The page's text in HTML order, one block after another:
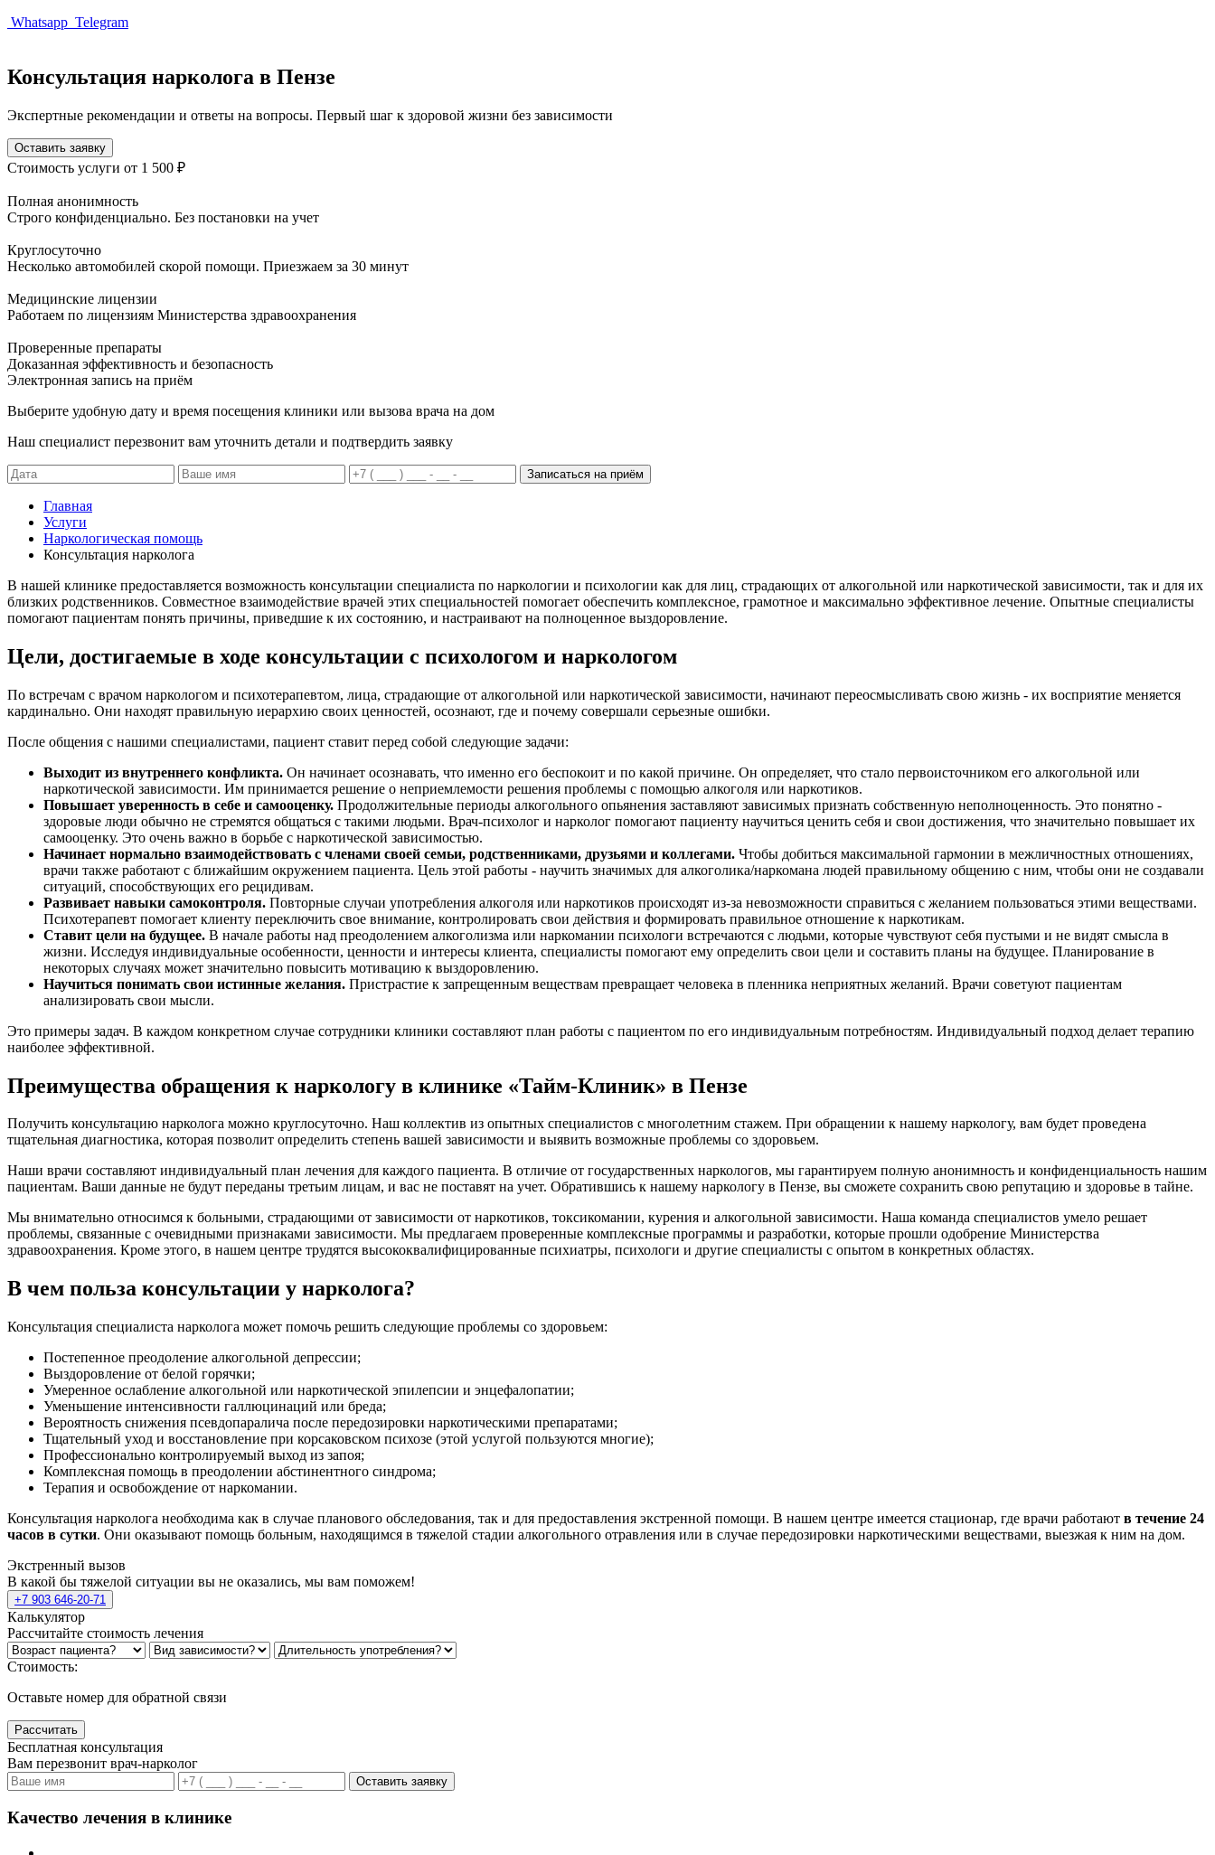
Whatsapp Telegram
Консультация нарколога в Пензе
Экспертные рекомендации и ответы на вопросы. Первый шаг к здоровой жизни без зависимости
Оставить заявку
Стоимость услуги от 1 500 ₽
Полная анонимность
Строго конфиденциально. Без постановки на учет
Круглосуточно
Несколько автомобилей скорой помощи. Приезжаем за 30 минут
Медицинские лицензии
Работаем по лицензиям Министерства здравоохранения
Проверенные препараты
Доказанная эффективность и безопасность
Электронная запись на приём
Выберите удобную дату и время посещения клиники или вызова врача на дом
Наш специалист перезвонит вам уточнить детали и подтвердить заявку
Записаться на приём
Главная
Услуги
Наркологическая помощь
Консультация нарколога
В нашей клинике предоставляется возможность консультации специалиста по наркологии и психологии как для лиц, страдающих от алкогольной или наркотической зависимости, так и для их
близких родственников. Совместное взаимодействие врачей этих специальностей помогает обеспечить комплексное, грамотное и максимально эффективное лечение. Опытные специалисты
помогают пациентам понять причины, приведшие к их состоянию, и настраивают на полноценное выздоровление.
Цели, достигаемые в ходе консультации с психологом и наркологом
По встречам с врачом наркологом и психотерапевтом, лица, страдающие от алкогольной или наркотической зависимости, начинают переосмысливать свою жизнь - их восприятие меняется
кардинально. Они находят правильную иерархию своих ценностей, осознают, где и почему совершали серьезные ошибки.
После общения с нашими специалистами, пациент ставит перед собой следующие задачи:
Выходит из внутреннего конфликта. Он начинает осознавать, что именно его беспокоит и по какой причине. Он определяет, что стало первоисточником его алкогольной или
наркотической зависимости. Им принимается решение о неприемлемости решения проблемы с помощью алкоголя или наркотиков.
Повышает уверенность в себе и самооценку. Продолжительные периоды алкогольного опьянения заставляют зависимых признать собственную неполноценность. Это понятно -
здоровые люди обычно не стремятся общаться с такими людьми. Врач-психолог и нарколог помогают пациенту научиться ценить себя и свои достижения, что значительно повышает их
самооценку. Это очень важно в борьбе с наркотической зависимостью.
Начинает нормально взаимодействовать с членами своей семьи, родственниками, друзьями и коллегами. Чтобы добиться максимальной гармонии в межличностных отношениях,
врачи также работают с ближайшим окружением пациента. Цель этой работы - научить значимых для алкоголика/наркомана людей правильному общению с ним, чтобы они не создавали
ситуаций, способствующих его рецидивам.
Развивает навыки самоконтроля. Повторные случаи употребления алкоголя или наркотиков происходят из-за невозможности справиться с желанием пользоваться этими веществами.
Психотерапевт помогает клиенту переключить свое внимание, контролировать свои действия и формировать правильное отношение к наркотикам.
Ставит цели на будущее. В начале работы над преодолением алкоголизма или наркомании психологи встречаются с людьми, которые чувствуют себя пустыми и не видят смысла в
жизни. Исследуя индивидуальные особенности, ценности и интересы клиента, специалисты помогают ему определить свои цели и составить планы на будущее. Планирование в
некоторых случаях может значительно повысить мотивацию к выздоровлению.
Научиться понимать свои истинные желания. Пристрастие к запрещенным веществам превращает человека в пленника неприятных желаний. Врачи советуют пациентам
анализировать свои мысли.
Это примеры задач. В каждом конкретном случае сотрудники клиники составляют план работы с пациентом по его индивидуальным потребностям. Индивидуальный подход делает терапию
наиболее эффективной.
Преимущества обращения к наркологу в клинике «Тайм-Клиник» в Пензе
Получить консультацию нарколога можно круглосуточно. Наш коллектив из опытных специалистов с многолетним стажем. При обращении к нашему наркологу, вам будет проведена
тщательная диагностика, которая позволит определить степень вашей зависимости и выявить возможные проблемы со здоровьем.
Наши врачи составляют индивидуальный план лечения для каждого пациента. В отличие от государственных наркологов, мы гарантируем полную анонимность и конфиденциальность нашим
пациентам. Ваши данные не будут переданы третьим лицам, и вас не поставят на учет. Обратившись к нашему наркологу в Пензе, вы сможете сохранить свою репутацию и здоровье в тайне.
Мы внимательно относимся к больными, страдающими от зависимости от наркотиков, токсикомании, курения и алкогольной зависимости. Наша команда специалистов умело решает
проблемы, связанные с очевидными признаками зависимости. Мы предлагаем проверенные комплексные программы и разработки, которые прошли одобрение Министерства
здравоохранения. Кроме этого, в нашем центре трудятся высококвалифицированные психиатры, психологи и другие специалисты с опытом в конкретных областях.
В чем польза консультации у нарколога?
Консультация специалиста нарколога может помочь решить следующие проблемы со здоровьем:
Постепенное преодоление алкогольной депрессии;
Выздоровление от белой горячки;
Умеренное ослабление алкогольной или наркотической эпилепсии и энцефалопатии;
Уменьшение интенсивности галлюцинаций или бреда;
Вероятность снижения псевдопаралича после передозировки наркотическими препаратами;
Тщательный уход и восстановление при корсаковском психозе (этой услугой пользуются многие);
Профессионально контролируемый выход из запоя;
Комплексная помощь в преодолении абстинентного синдрома;
Терапия и освобождение от наркомании.
Консультация нарколога необходима как в случае планового обследования, так и для предоставления экстренной помощи. В нашем центре имеется стационар, где врачи работают в течение 24
часов в сутки. Они оказывают помощь больным, находящимся в тяжелой стадии алкогольного отравления или в случае передозировки наркотическими веществами, выезжая к ним на дом.
Экстренный вызов
В какой бы тяжелой ситуации вы не оказались, мы вам поможем!
+7 903 646-20-71
Калькулятор
Рассчитайте стоимость лечения
Стоимость:
Оставьте номер для обратной связи
Рассчитать
Бесплатная консультация
Вам перезвонит врач-нарколог
Оставить заявку
Качество лечения в клинике